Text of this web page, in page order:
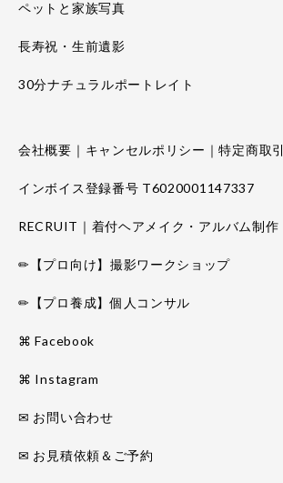
ペットと家族写真
長寿祝・生前遺影
30分ナチュラルポートレイト
会社概要｜キャンセルポリシー｜特定商取引
インボイス登録番号 T6020001147337
RECRUIT｜着付ヘアメイク・アルバム制作
✏【プロ向け】撮影ワークショップ
✏【プロ養成】個人コンサル
⌘ Facebook
⌘ Instagram
✉ お問い合わせ
✉ お見積依頼＆ご予約